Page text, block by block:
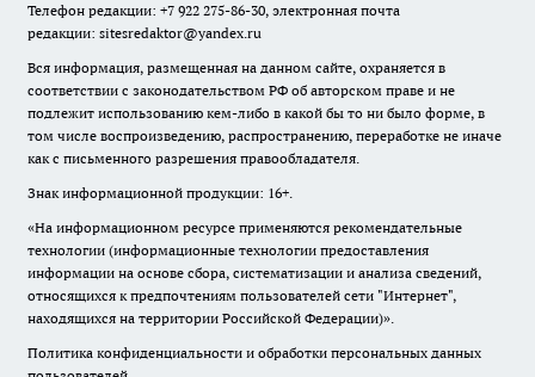
Телефон редакции: +7 922 275-86-30, электронная почта
редакции: sitesredaktor@yandex.ru
Вся информация, размещенная на данном сайте, охраняется в
соответствии с законодательством РФ об авторском праве и не
подлежит использованию кем-либо в какой бы то ни было форме, в
том числе воспроизведению, распространению, переработке не иначе
как с письменного разрешения правообладателя.
Знак информационной продукции: 16+.
«На информационном ресурсе применяются рекомендательные
технологии (информационные технологии предоставления
информации на основе сбора, систематизации и анализа сведений,
относящихся к предпочтениям пользователей сети "Интернет",
находящихся на территории Российской Федерации)».
Политика конфиденциальности и обработки персональных данных